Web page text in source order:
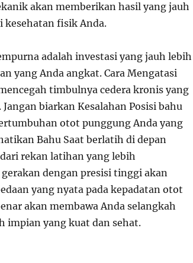
akan memberikan hasil yang jauh
kesehatan fisik Anda.
adalah investasi yang jauh lebih
yang Anda angkat. Cara Mengatasi
timbulnya cedera kronis yang
biarkan Kesalahan Posisi bahu
otot punggung Anda yang
Bahu Saat berlatih di depan
rekan latihan yang lebih
dengan presisi tinggi akan
yang nyata pada kepadatan otot
akan membawa Anda selangkah
impian yang kuat dan sehat.